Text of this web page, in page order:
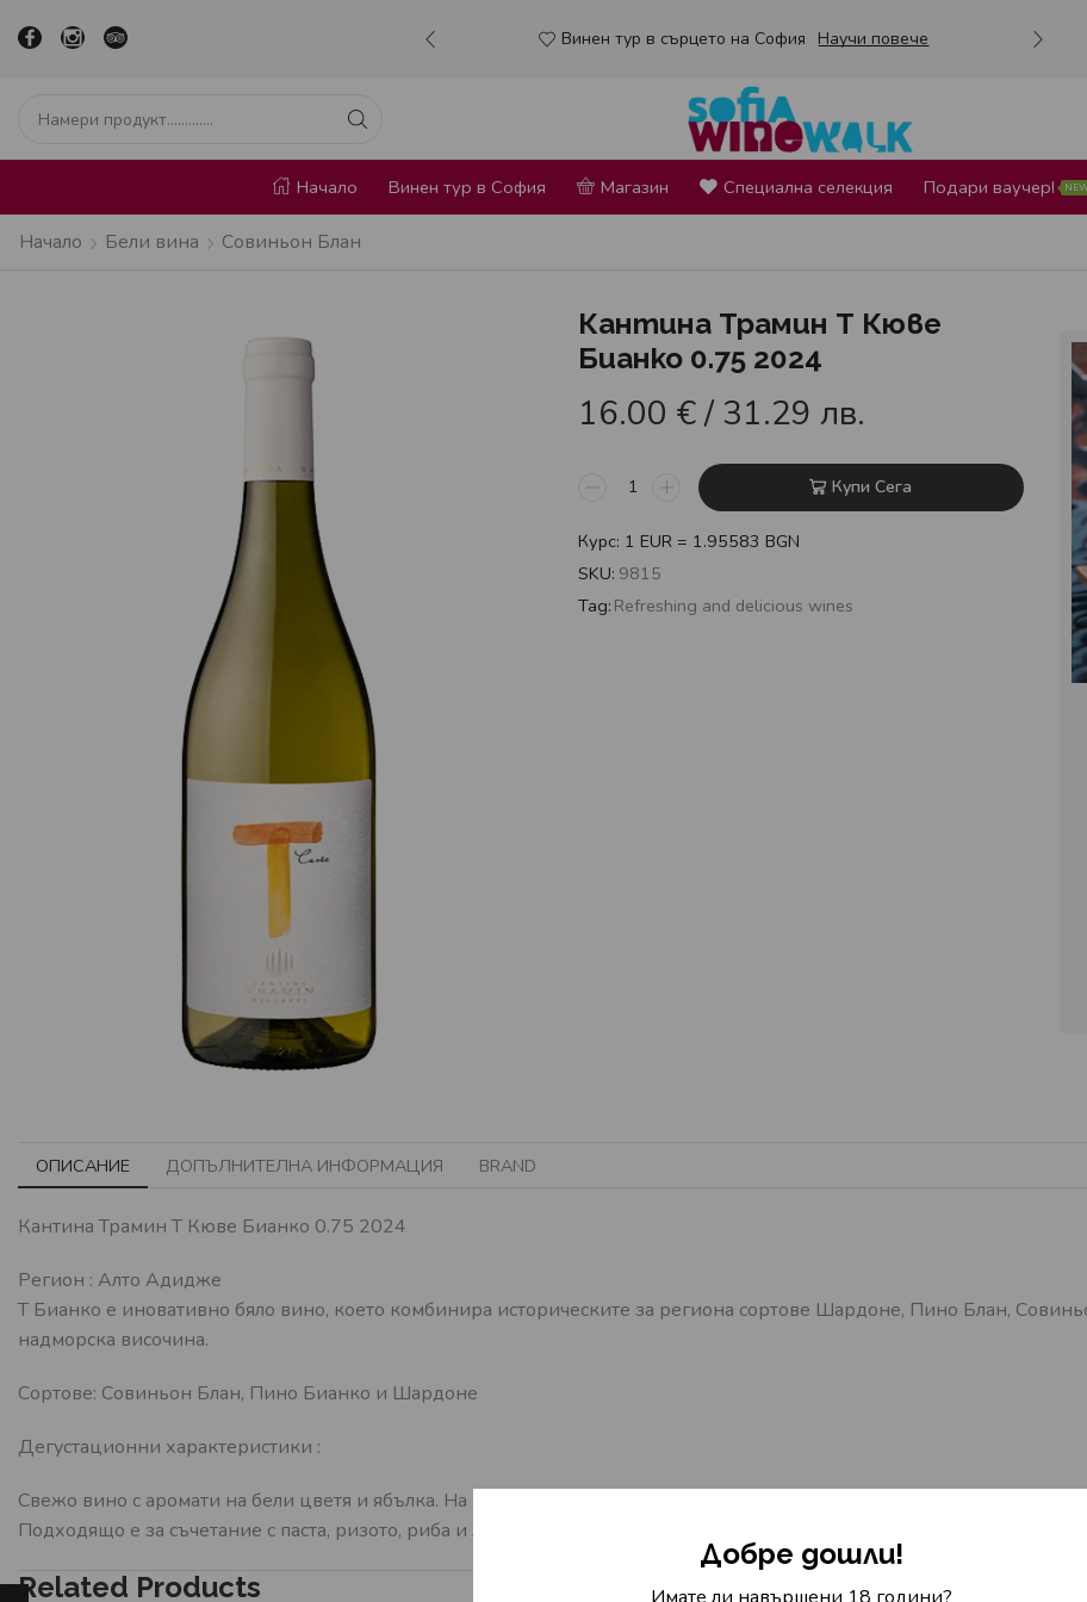
Добре дошли!
в сърцето на София Винен тур в сърцето на София Научи повече
Начало Винен тур в София Магазин Специална селекция Подари ваучер!
Начало Бели вина Совиньон Блан
Кантина Трамин Т Кюве
Бианко 0.75 2024
16.00 €/ 31.29 лв.
Купи Сега
Курс: 1 EUR = 1.95583 BGN
SKU: 9815
Tag: Refreshing and delicious wines
ОПИСАНИЕ ДОПЪЛНИТЕЛНА ИНФОРМАЦИЯ BRAND
Кантина Трамин Т Кюве Бианко 0.75 2024
Регион : Алто Адидже
Т Бианко е иновативно бяло вино, което комбинира историческите за региона сортове Шардоне, Пино Блан,
надморска височина.
Сортoве: Совиньон Блан, Пино Бианко и Шардоне
Дегустационни характеристики :
Свежо вино с аромати на бели цветя и ябълка. На небцето Т-Бианко притежава достатъчно киселинност, за да
Подходящо е за съчетание с паста, ризото, риба и зеленчуци.
Related Products